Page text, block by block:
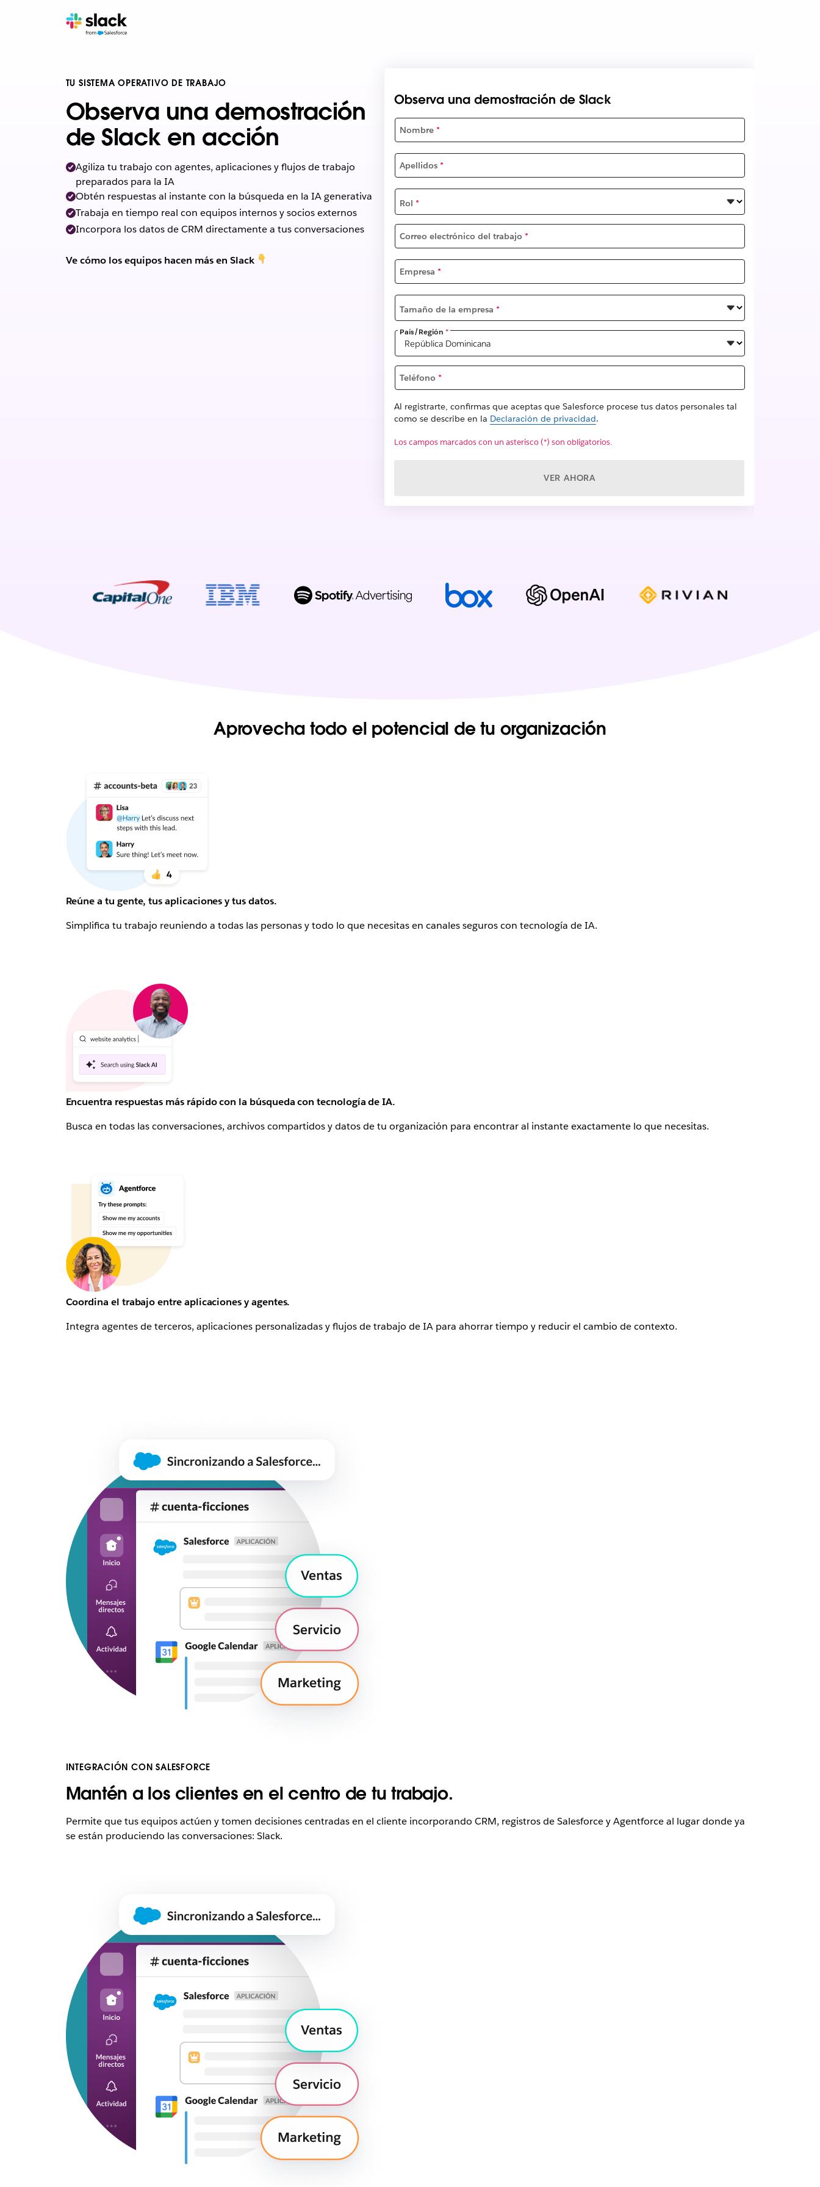
TU SISTEMA OPERATIVO DE TRABAJO
Observa una demostración
de Slack en acción
Agiliza tu trabajo con agentes, aplicaciones y flujos de trabajo
preparados para la IA
Obtén respuestas al instante con la búsqueda en la IA generativa
Trabaja en tiempo real con equipos internos y socios externos
Incorpora los datos de CRM directamente a tus conversaciones
Ve cómo los equipos hacen más en Slack
Observa una demostración de Slack
Nombre *
Apellidos *
Rol *
Correo electrónico del trabajo *
Empresa *
Tamaño de la empresa *
País/Región *
Teléfono *
Al registrarte, confirmas que aceptas que Salesforce procese tus datos personales tal
como se describe en la Declaración de privacidad.
Los campos marcados con un asterisco (*) son obligatorios.
VER AHORA
Aprovecha todo el potencial de tu organización
Reúne a tu gente, tus aplicaciones y tus datos.
Simplifica tu trabajo reuniendo a todas las personas y todo lo que necesitas en canales seguros con tecnología de IA.
Encuentra respuestas más rápido con la búsqueda con tecnología de IA.
Busca en todas las conversaciones, archivos compartidos y datos de tu organización para encontrar al instante exactamente lo que necesitas.
Coordina el trabajo entre aplicaciones y agentes.
Integra agentes de terceros, aplicaciones personalizadas y flujos de trabajo de IA para ahorrar tiempo y reducir el cambio de contexto.
INTEGRACIÓN CON SALESFORCE
Mantén a los clientes en el centro de tu trabajo.
Permite que tus equipos actúen y tomen decisiones centradas en el cliente incorporando CRM, registros de Salesforce y Agentforce al lugar donde ya
se están produciendo las conversaciones: Slack.